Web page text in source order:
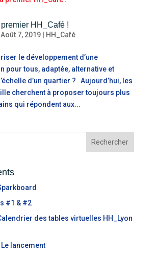
HH_Café !
Août 7, 2019| HH_Café
le développement d’une
pour tous, adaptée, alternative et
d’un quartier ? Aujourd’hui, les
cherchent à proposer toujours plus
qui répondent aux...
#1 & #2
des tables virtuelles HH_Lyon
Le lancement